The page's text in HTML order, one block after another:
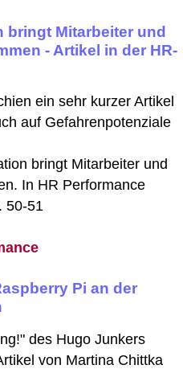
bringt Mitarbeiter und
- Artikel in der HR-
ein sehr kurzer Artikel
auf Gefahrenpotenziale
bringt Mitarbeiter und
In HR Performance
50-51
Pi an der
des Hugo Junkers
von Martina Chittka